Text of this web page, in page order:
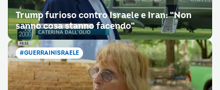
Trump furioso contro Israele e Iran: “Non
sanno cosa stanno facendo”
#GUERRAINISRAELE